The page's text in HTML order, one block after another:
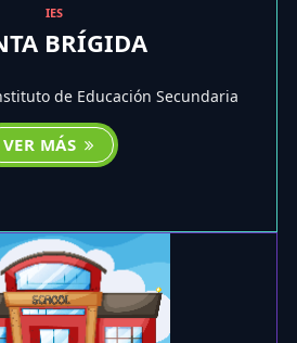
IES
BRÍGIDA
de Educación Secundaria
VER MÁS